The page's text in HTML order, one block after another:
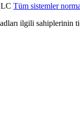
Tüm sistemler
ilgili sahiplerinin